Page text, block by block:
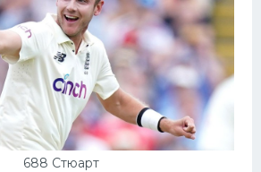
688 Стюарт